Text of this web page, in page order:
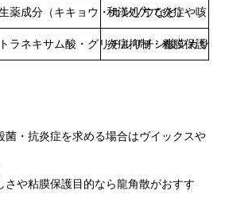
薬成分（キキョウ・カンゾウなど）
和漢処方で炎症や咳を
トラネキサム酸・グリチルリチン酸ジカリウ
炎症抑制・粘膜保護作
菌・抗炎症を求める場合はヴイックスや
さや粘膜保護目的なら龍角散がおすす